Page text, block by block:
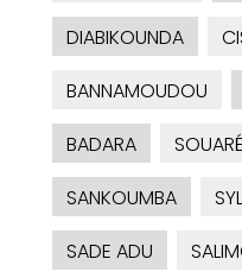
DIABIKOUNDA
BANNAMOUDOU
BADARA
SOUARÉ
SANKOUMBA
SADE ADU